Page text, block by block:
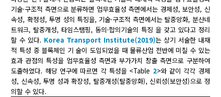
기술·구조적 측면으로 분류하면 업무효율성 측면에서는 경제성, 보안성, 신
속성, 확정성, 투명 성의 특징을, 기술·구조적 측면에서는 탈중앙화, 분산네
트워크, 탈중개성, 타임스탬핑, 동의·합의기술의 특징 을 갖고 있다고 정리
할 수 있다. Korea Transport Institute(2019)는 상기 서술한 내재
적 특성 중 블록체인 기 술이 도입되었을 때 물류산업 전반에 미칠 수 있는
효과 관점의 특성을 업무효율성 측면과 부가가치 창출 측면으로 구분하여
도출하였다. 해당 연구에 따르면 각 특성을 <Table 2>와 같이 각각 경제
성, 신속성, 투명 성과 확장성, 탈중개성(탈중앙화), 신뢰성(보안성)으로 정
의할 수 있다.